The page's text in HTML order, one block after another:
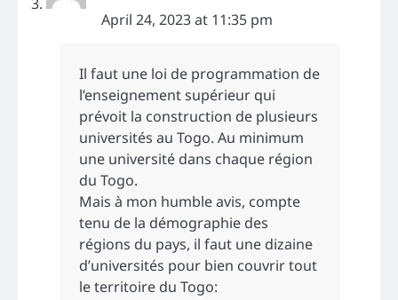
April 24, 2023 at 11:35 pm
Il faut une loi de programmation de
l’enseignement supérieur qui
prévoit la construction de plusieurs
universités au Togo. Au minimum
une université dans chaque région
du Togo.
Mais à mon humble avis, compte
tenu de la démographie des
régions du pays, il faut une dizaine
d’universités pour bien couvrir tout
le territoire du Togo: